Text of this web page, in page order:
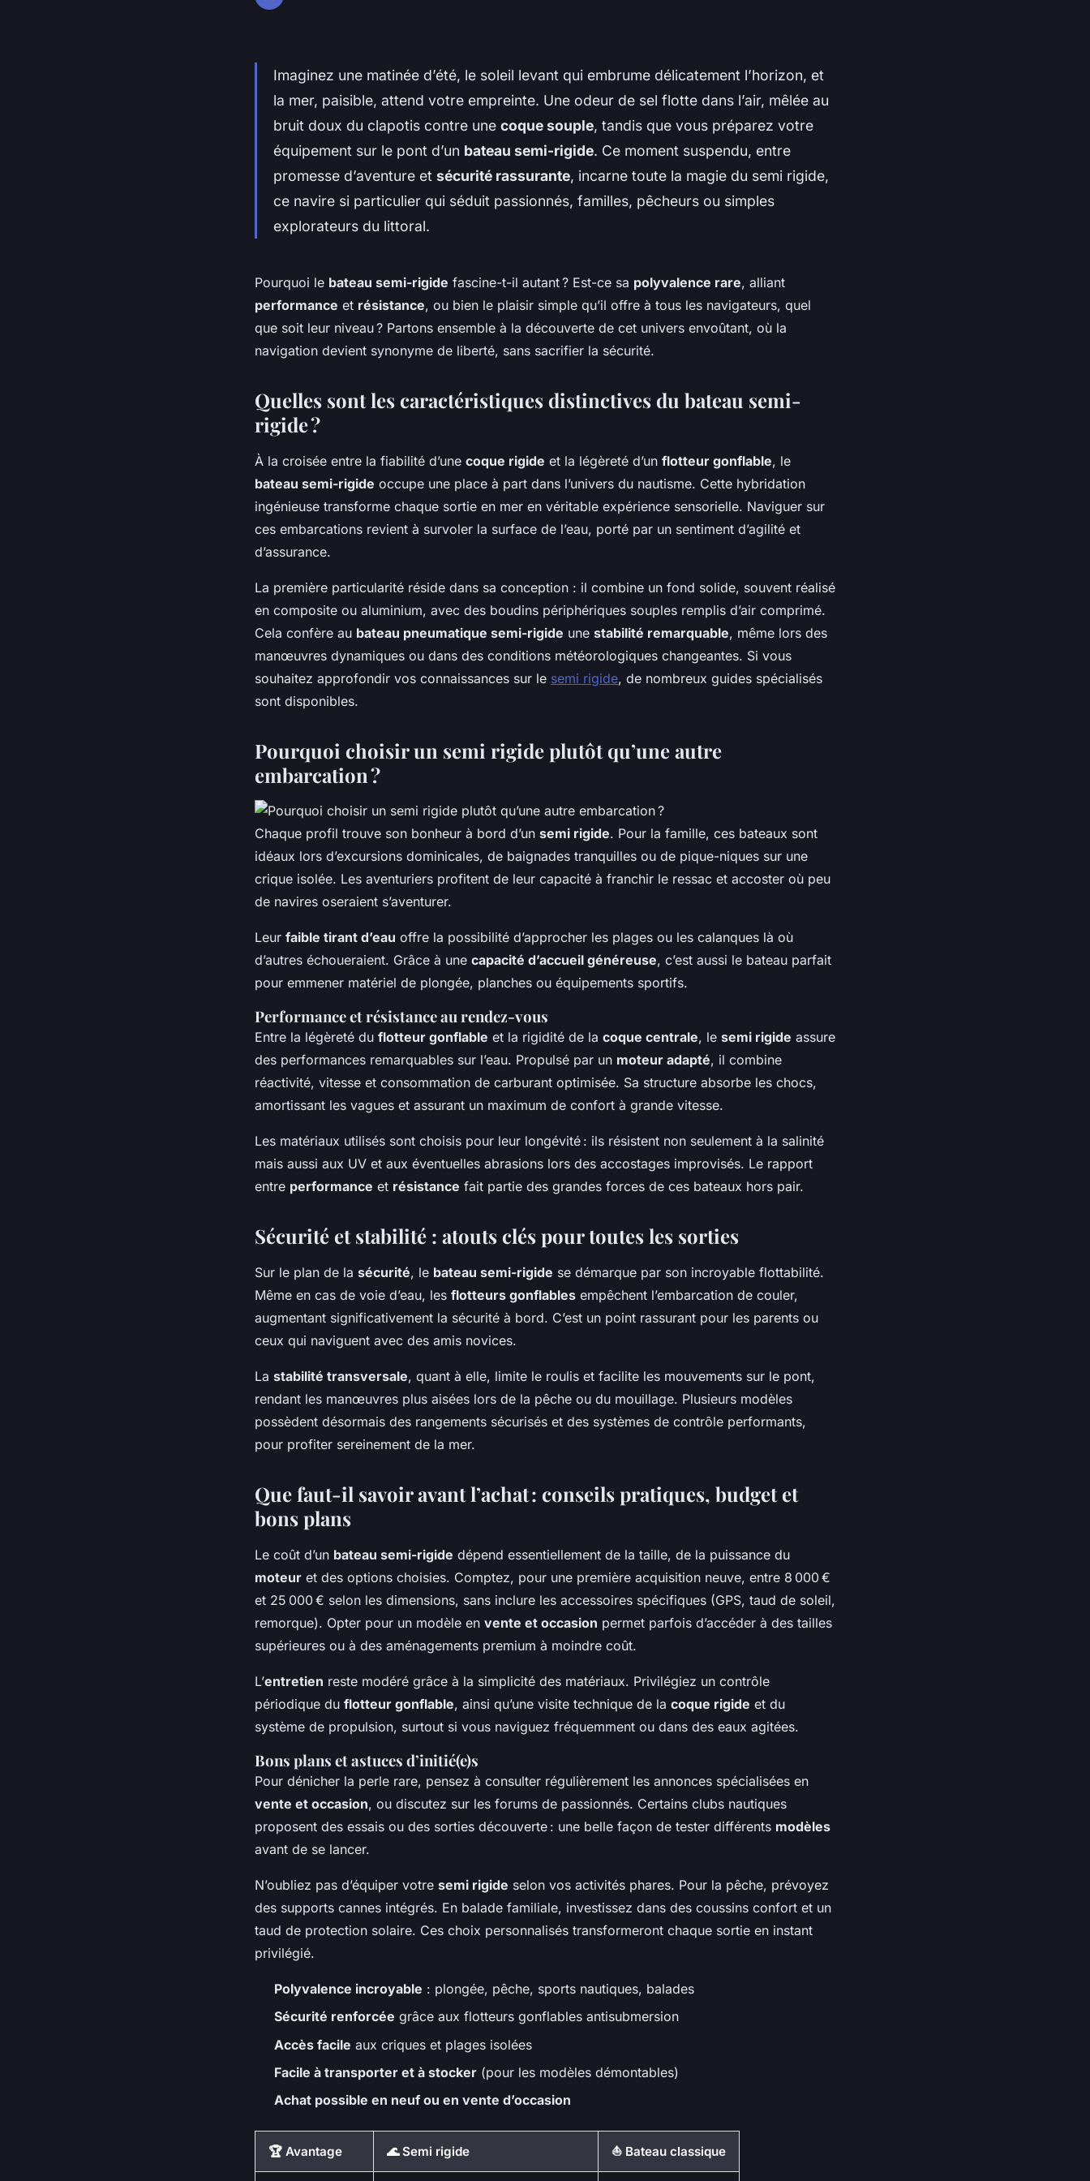
Imaginez une matinée d’été, le soleil levant qui embrume délicatement l’horizon, et
la mer, paisible, attend votre empreinte. Une odeur de sel flotte dans l’air, mêlée au
bruit doux du clapotis contre une coque souple, tandis que vous préparez votre
équipement sur le pont d’un bateau semi-rigide. Ce moment suspendu, entre
promesse d’aventure et sécurité rassurante, incarne toute la magie du semi rigide,
ce navire si particulier qui séduit passionnés, familles, pêcheurs ou simples
explorateurs du littoral.
Pourquoi le bateau semi-rigide fascine-t-il autant ? Est-ce sa polyvalence rare, alliant
performance et résistance, ou bien le plaisir simple qu’il offre à tous les navigateurs, quel
que soit leur niveau ? Partons ensemble à la découverte de cet univers envoûtant, où la
navigation devient synonyme de liberté, sans sacrifier la sécurité.
Quelles sont les caractéristiques distinctives du bateau semi-
rigide ?
À la croisée entre la fiabilité d’une coque rigide et la légèreté d’un flotteur gonflable, le
bateau semi-rigide occupe une place à part dans l’univers du nautisme. Cette hybridation
ingénieuse transforme chaque sortie en mer en véritable expérience sensorielle. Naviguer sur
ces embarcations revient à survoler la surface de l’eau, porté par un sentiment d’agilité et
d’assurance.
La première particularité réside dans sa conception : il combine un fond solide, souvent réalisé
en composite ou aluminium, avec des boudins périphériques souples remplis d’air comprimé.
Cela confère au bateau pneumatique semi-rigide une stabilité remarquable, même lors des
manœuvres dynamiques ou dans des conditions météorologiques changeantes. Si vous
souhaitez approfondir vos connaissances sur le semi rigide, de nombreux guides spécialisés
sont disponibles.
Pourquoi choisir un semi rigide plutôt qu’une autre
embarcation ?
Chaque profil trouve son bonheur à bord d’un semi rigide. Pour la famille, ces bateaux sont
idéaux lors d’excursions dominicales, de baignades tranquilles ou de pique-niques sur une
crique isolée. Les aventuriers profitent de leur capacité à franchir le ressac et accoster où peu
de navires oseraient s’aventurer.
Leur faible tirant d’eau offre la possibilité d’approcher les plages ou les calanques là où
d’autres échoueraient. Grâce à une capacité d’accueil généreuse, c’est aussi le bateau parfait
pour emmener matériel de plongée, planches ou équipements sportifs.
Performance et résistance au rendez-vous
Entre la légèreté du flotteur gonflable et la rigidité de la coque centrale, le semi rigide assure
des performances remarquables sur l’eau. Propulsé par un moteur adapté, il combine
réactivité, vitesse et consommation de carburant optimisée. Sa structure absorbe les chocs,
amortissant les vagues et assurant un maximum de confort à grande vitesse.
Les matériaux utilisés sont choisis pour leur longévité : ils résistent non seulement à la salinité
mais aussi aux UV et aux éventuelles abrasions lors des accostages improvisés. Le rapport
entre performance et résistance fait partie des grandes forces de ces bateaux hors pair.
Sécurité et stabilité : atouts clés pour toutes les sorties
Sur le plan de la sécurité, le bateau semi-rigide se démarque par son incroyable flottabilité.
Même en cas de voie d’eau, les flotteurs gonflables empêchent l’embarcation de couler,
augmentant significativement la sécurité à bord. C’est un point rassurant pour les parents ou
ceux qui naviguent avec des amis novices.
La stabilité transversale, quant à elle, limite le roulis et facilite les mouvements sur le pont,
rendant les manœuvres plus aisées lors de la pêche ou du mouillage. Plusieurs modèles
possèdent désormais des rangements sécurisés et des systèmes de contrôle performants,
pour profiter sereinement de la mer.
Que faut-il savoir avant l’achat : conseils pratiques, budget et
bons plans
Le coût d’un bateau semi-rigide dépend essentiellement de la taille, de la puissance du
moteur et des options choisies. Comptez, pour une première acquisition neuve, entre 8 000 €
et 25 000 € selon les dimensions, sans inclure les accessoires spécifiques (GPS, taud de soleil,
remorque). Opter pour un modèle en vente et occasion permet parfois d’accéder à des tailles
supérieures ou à des aménagements premium à moindre coût.
L’entretien reste modéré grâce à la simplicité des matériaux. Privilégiez un contrôle
périodique du flotteur gonflable, ainsi qu’une visite technique de la coque rigide et du
système de propulsion, surtout si vous naviguez fréquemment ou dans des eaux agitées.
Bons plans et astuces d’initié(e)s
Pour dénicher la perle rare, pensez à consulter régulièrement les annonces spécialisées en
vente et occasion, ou discutez sur les forums de passionnés. Certains clubs nautiques
proposent des essais ou des sorties découverte : une belle façon de tester différents modèles
avant de se lancer.
N’oubliez pas d’équiper votre semi rigide selon vos activités phares. Pour la pêche, prévoyez
des supports cannes intégrés. En balade familiale, investissez dans des coussins confort et un
taud de protection solaire. Ces choix personnalisés transformeront chaque sortie en instant
privilégié.
Polyvalence incroyable : plongée, pêche, sports nautiques, balades
Sécurité renforcée grâce aux flotteurs gonflables antisubmersion
Accès facile aux criques et plages isolées
Facile à transporter et à stocker (pour les modèles démontables)
Achat possible en neuf ou en vente d’occasion
🏆 Avantage 🌊 Semi rigide ⛵ Bateau classique